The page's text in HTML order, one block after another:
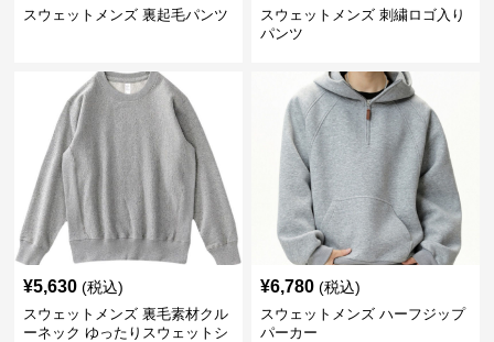
スウェットメンズ 裏起毛パンツ
スウェットメンズ 刺繍ロゴ入り
パンツ
¥5,630 (税込)
スウェットメンズ 裏毛素材クル
ーネック ゆったりスウェットシ
¥6,780 (税込)
スウェットメンズ ハーフジップ
パーカー